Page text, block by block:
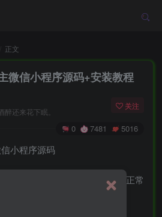
正文
微信小程序源码+安装教程
还来花下眠。
关注
0 7481 5016
小程序源码
搭建出来，功能在7/25测试时正常